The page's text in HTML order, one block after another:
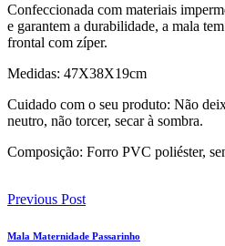
Confeccionada com materiais
e garantem a durabilidade, a mala
frontal com zíper.
Medidas: 47X38X19cm
Cuidado com o seu produto: Não
neutro, não torcer, secar à sombra.
Composição: Forro PVC poliéster,
Previous Post
Mala Maternidade Passarinho